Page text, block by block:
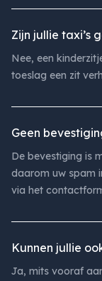
Zijn jullie taxi’s
Nee, een
toeslag een zit
Geen
De bevestiging is
daarom uw spam
via het
Kunnen jullie
Ja, mits vooraf